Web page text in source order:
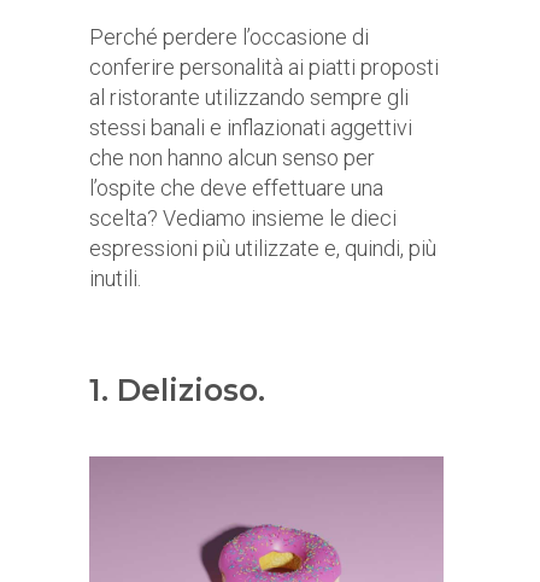
Perché perdere l’occasione di
conferire personalità ai piatti proposti
al ristorante utilizzando sempre gli
stessi banali e inflazionati aggettivi
che non hanno alcun senso per
l’ospite che deve effettuare una
scelta? Vediamo insieme le dieci
espressioni più utilizzate e, quindi, più
inutili.
1. Delizioso.